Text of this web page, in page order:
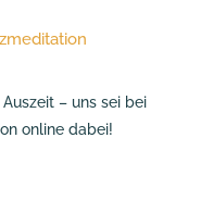
– uns sei bei
online dabei!